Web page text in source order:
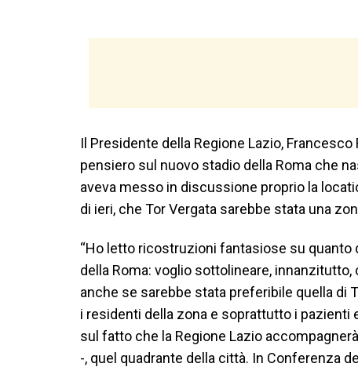
Il Presidente della Regione Lazio,
pensiero sul nuovo stadio della Roma che
aveva messo in discussione proprio la
di ieri, che Tor Vergata sarebbe stata una
“Ho letto ricostruzioni fantasiose su
della Roma: voglio sottolineare,
anche se sarebbe stata preferibile quella di
i residenti della zona e soprattutto i pazienti
sul fatto che la Regione Lazio
-, quel quadrante della città. In Conferenza